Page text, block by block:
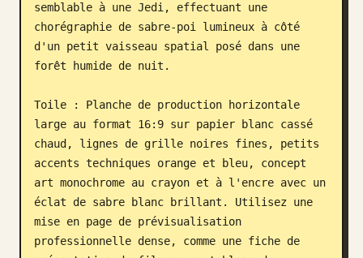
semblable à une Jedi, effectuant une
chorégraphie de sabre-poi lumineux à côté
d'un petit vaisseau spatial posé dans une
forêt humide de nuit.
Toile : Planche de production horizontale
large au format 16:9 sur papier blanc cassé
chaud, lignes de grille noires fines, petits
accents techniques orange et bleu, concept
art monochrome au crayon et à l'encre avec un
éclat de sabre blanc brillant. Utilisez une
mise en page de prévisualisation
professionnelle dense, comme une fiche de